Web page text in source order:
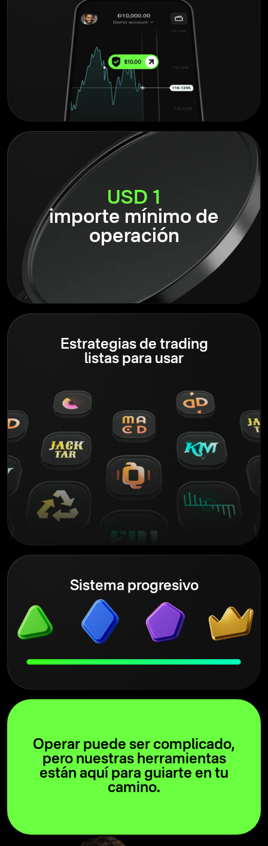
USD 1
importe mínimo de
operación
Estrategias de trading
listas para usar
Sistema progresivo
Operar puede ser complicado,
pero nuestras herramientas
están aquí para guiarte en tu
camino.